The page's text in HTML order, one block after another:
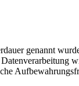
genannt